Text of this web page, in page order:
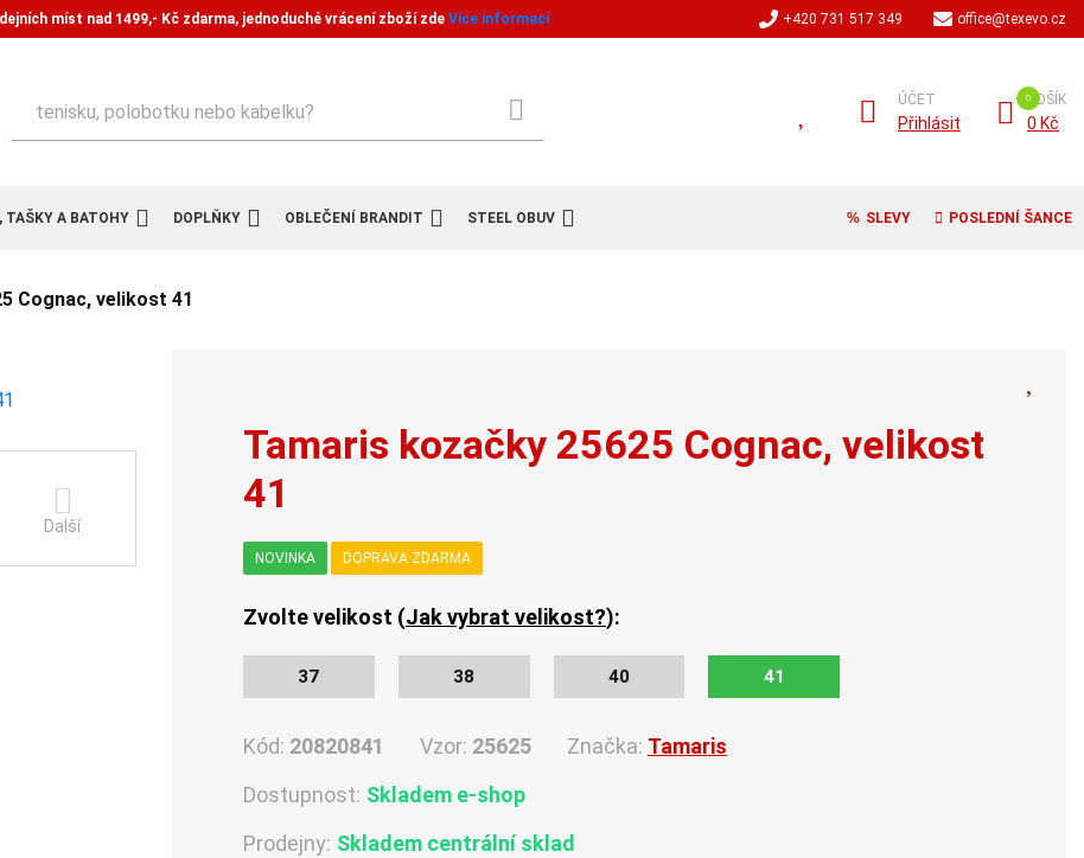
míst nad 1499,- Kč zdarma, jednoduché vrácení zboží zde Více informací +420 731 517 349 office@texevo.cz
ÚČET
Přihlásit
KOŠÍK
0 Kč
TAŠKY A BATOHY DOPLŇKY OBLEČENÍ BRANDIT STEEL OBUV SLEVY POSLEDNÍ ŠANCE
Cognac, velikost 41
Další
Tamaris kozačky 25625 Cognac, velikost
41
NOVINKA DOPRAVA ZDARMA
Zvolte velikost (Jak vybrat velikost?):
37 38 40 41
Kód: 20820841 Vzor: 25625 Značka: Tamaris
Dostupnost: Skladem e-shop
Prodejny: Skladem centrální sklad